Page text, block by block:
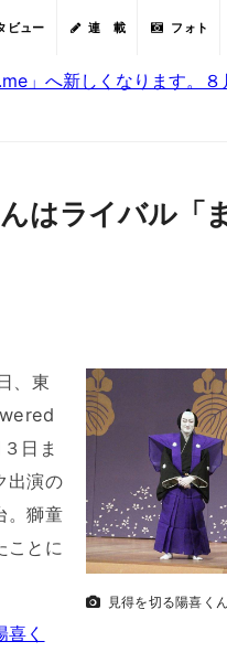
ビュー 連 載 フォト
」へ新しくなります。
はライバル「
見得を切る陽喜く
、東
日ま
出演の
。獅童
ことに
く